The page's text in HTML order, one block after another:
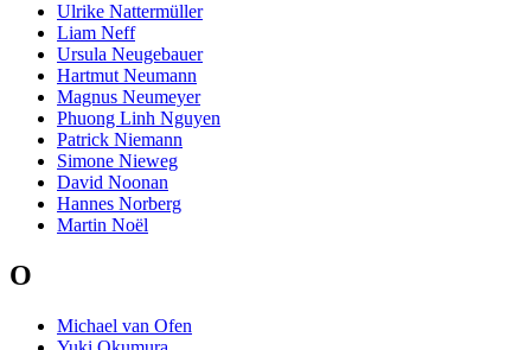
Ulrike Nattermüller
Liam Neff
Ursula Neugebauer
Hartmut Neumann
Magnus Neumeyer
Phuong Linh Nguyen
Patrick Niemann
Simone Nieweg
David Noonan
Hannes Norberg
Martin Noël
O
Michael van Ofen